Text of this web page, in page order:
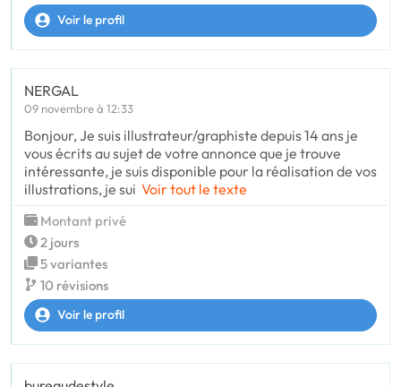
Voir le profil
NERGAL
09 novembre à 12:33
Bonjour, Je suis illustrateur/graphiste depuis 14 ans je
vous écrits au sujet de votre annonce que je trouve
intéressante, je suis disponible pour la réalisation de vos
illustrations, je sui Voir tout le texte
Montant privé
2 jours
5 variantes
10 révisions
Voir le profil